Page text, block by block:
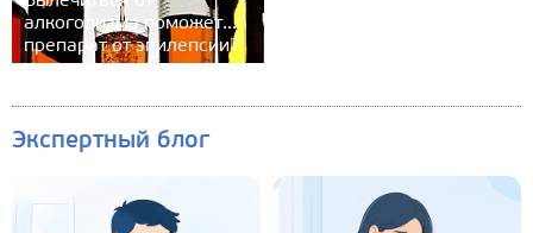
алкоголизма поможет...
препарат от эпилепсии?
Экспертный блог